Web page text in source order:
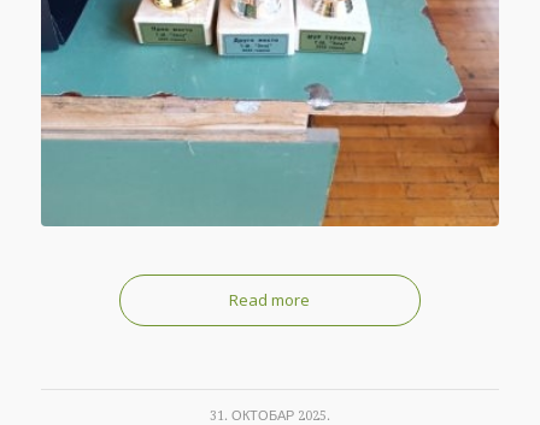
Read more
31. ОКТОБАР 2025.